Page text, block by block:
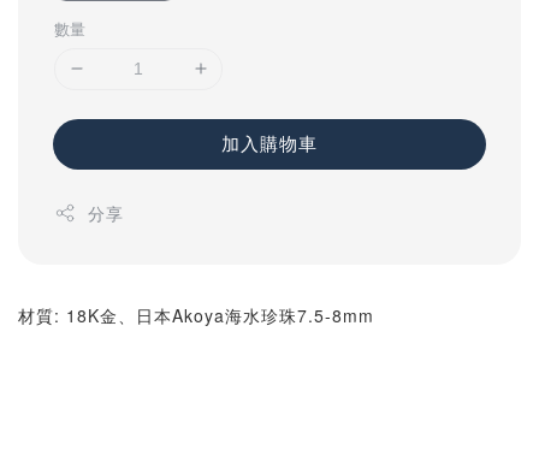
數量
加入購物車
分享
材質: 18K金、日本Akoya海水珍珠7.5-8mm